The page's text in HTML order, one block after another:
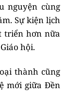
nguyện cùng
Sự kiện lịch
triển hơn nữa
hội.
thành cũng
mới giữa Đền